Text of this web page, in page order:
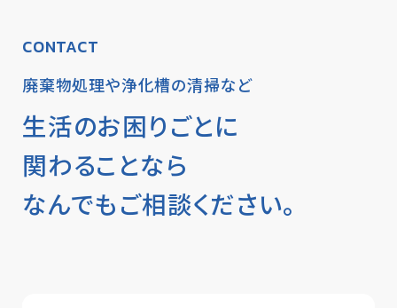
CONTACT
廃棄物処理や浄化槽の清掃など
生活のお困りごとに
関わることなら
なんでもご相談ください。